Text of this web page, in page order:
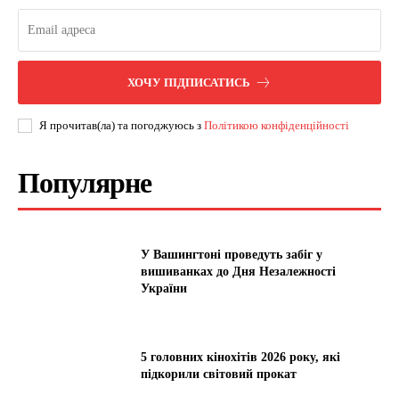
ХОЧУ ПІДПИСАТИСЬ
Я прочитав(ла) та погоджуюсь з Політикою конфіденційності
Популярне
У Вашингтоні проведуть забіг у
вишиванках до Дня Незалежності
України
5 головних кінохітів 2026 року, які
підкорили світовий прокат